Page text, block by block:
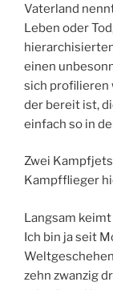
Vaterland
Leben oder
einen
sich profilieren
der bereit ist,
einfach so in
Zwei
Kampfflieger
Langsam keimt
Ich bin ja seit
zehn zwanzig